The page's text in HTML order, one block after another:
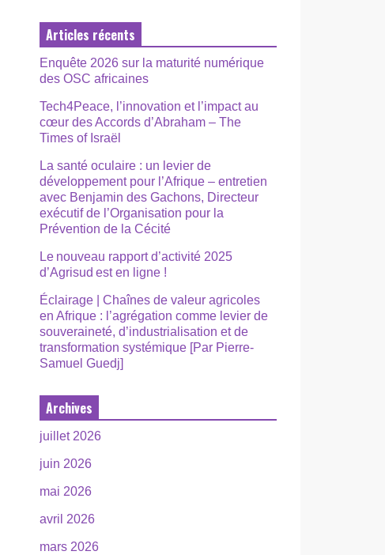
Articles récents
Enquête 2026 sur la maturité numérique
des OSC africaines
Tech4Peace, l’innovation et l’impact au
cœur des Accords d’Abraham – The
Times of Israël
La santé oculaire : un levier de
développement pour l’Afrique – entretien
avec Benjamin des Gachons, Directeur
exécutif de l’Organisation pour la
Prévention de la Cécité
Le nouveau rapport d’activité 2025
d’Agrisud est en ligne !
Éclairage | Chaînes de valeur agricoles
en Afrique : l’agrégation comme levier de
souveraineté, d’industrialisation et de
transformation systémique [Par Pierre-
Samuel Guedj]
Archives
juillet 2026
juin 2026
mai 2026
avril 2026
mars 2026